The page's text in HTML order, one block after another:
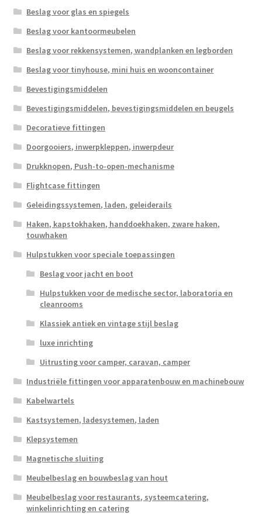
Beslag voor glas en spiegels
Beslag voor kantoormeubelen
Beslag voor rekkensystemen, wandplanken en legborden
Beslag voor tinyhouse, mini huis en wooncontainer
Bevestigingsmiddelen
Bevestigingsmiddelen, bevestigingsmiddelen en beugels
Decoratieve fittingen
Doorgooiers, inwerpkleppen, inwerpdeur
Drukknopen, Push-to-open-mechanisme
Flightcase fittingen
Geleidingssystemen, laden, geleiderails
Haken, kapstokhaken, handdoekhaken, zware haken,
touwhaken
Hulpstukken voor speciale toepassingen
Beslag voor jacht en boot
Hulpstukken voor de medische sector, laboratoria en
cleanrooms
Klassiek antiek en vintage stijl beslag
luxe inrichting
Uitrusting voor camper, caravan, camper
Industriële fittingen voor apparatenbouw en machinebouw
Kabelwartels
Kastsystemen, ladesystemen, laden
Klepsystemen
Magnetische sluiting
Meubelbeslag en bouwbeslag van hout
Meubelbeslag voor restaurants, systeemcatering,
winkelinrichting en catering